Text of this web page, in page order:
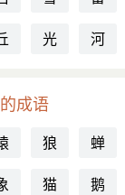
光 河
成语
狼 蝉
猫 鹅